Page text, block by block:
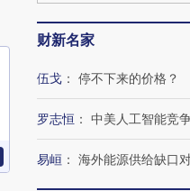
财新名家
伍戈 ： 停不下来的价格？
罗志恒 ： 中美人工智能竞
易峘 ： 海外能源供给缺口